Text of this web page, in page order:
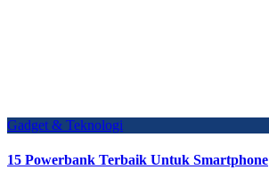
Gadget & Teknologi
15 Powerbank Terbaik Untuk Smartphone